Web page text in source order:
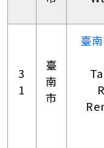
3
1
臺
南
市
臺